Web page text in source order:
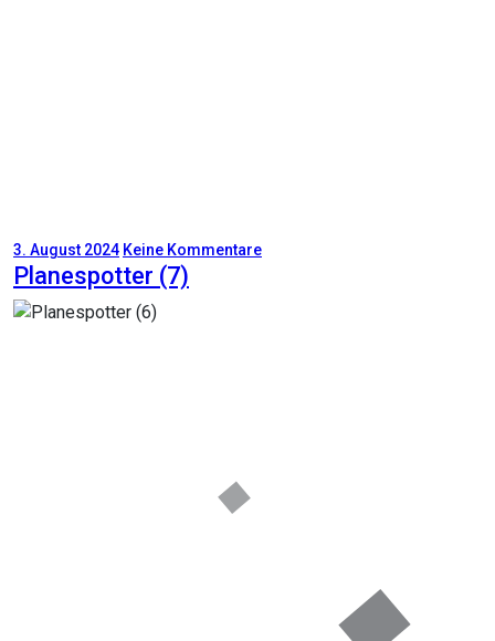
3. August 2024 Keine Kommentare
Planespotter (7)